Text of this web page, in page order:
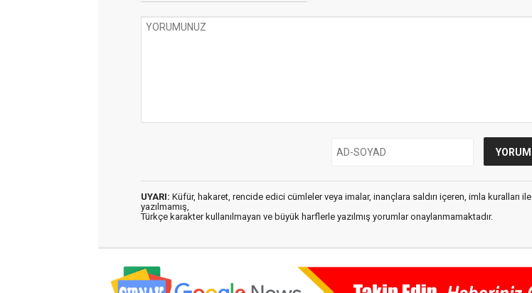
UYARI: Küfür, hakaret, rencide edici cümleler veya imalar, inançlara saldırı içeren, imla kuralları ile
yazılmamış,
Türkçe karakter kullanılmayan ve büyük harflerle yazılmış yorumlar onaylanmamaktadır.